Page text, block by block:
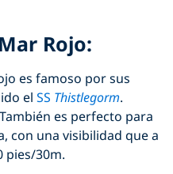
Rojo:
es famoso por sus
el SS Thistlegorm.
También es perfecto para
con una visibilidad que a
pies/30m.